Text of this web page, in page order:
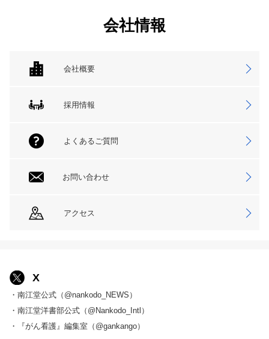
会社情報
会社概要
採用情報
よくあるご質問
お問い合わせ
アクセス
X
・南江堂公式（@nankodo_NEWS）
・南江堂洋書部公式（@Nankodo_Intl）
・『がん看護』編集室（@gankango）